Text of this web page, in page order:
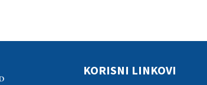
KORISNI LINKOVI